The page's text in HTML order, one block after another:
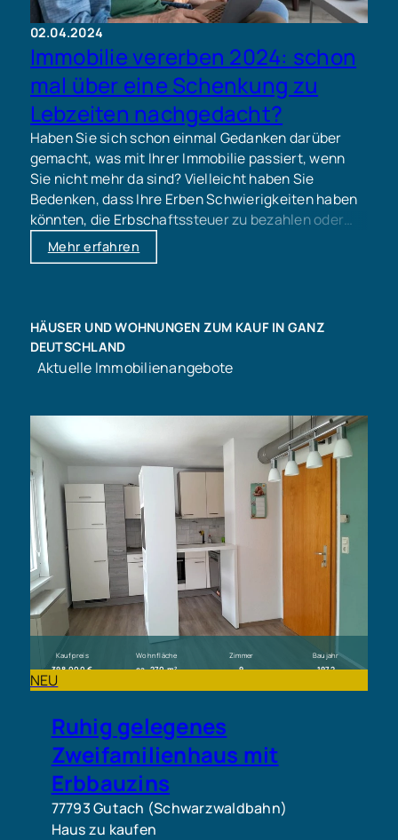
02.04.2024
Immobilie vererben 2024: schon
mal über eine Schenkung zu
Lebzeiten nachgedacht?
Haben Sie sich schon einmal Gedanken darüber
gemacht, was mit Ihrer Immobilie passiert, wenn
Sie nicht mehr da sind? Vielleicht haben Sie
Bedenken, dass Ihre Erben Schwierigkeiten haben
könnten, die Erbschaftssteuer zu bezahlen oder
sich sogar in einem erbitterten Streit darüber
wiederfinden könnten?
Mehr erfahren
HÄUSER UND WOHNUNGEN ZUM KAUF IN GANZ
DEUTSCHLAND
Aktuelle Immobilienangebote
NEU
Kaufpreis
398.000 €
Wohnfläche
ca. 270 m²
Zimmer
9
Baujahr
1972
Ruhig gelegenes
Zweifamilienhaus mit
Erbbauzins
77793 Gutach (Schwarzwaldbahn)
Haus zu kaufen